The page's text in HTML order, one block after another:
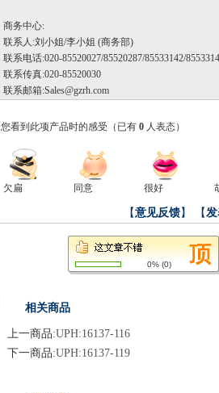
商务中心:
联系人:刘小姐/李小姐 (商务部)
联系电话:020-85520027/85520287/85533142/
联系传真:020-85520030
联系邮箱:Sales@gzrh.com
您看到此项产品时的感受 （已有 0人表态）
欠扁 同意 很好
【意见反馈】 【
0%(0)
相关商品
上一商品:UPH:16137-116
下一商品:UPH:16137-119